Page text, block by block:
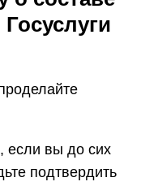
если вы до сих
подтвердить